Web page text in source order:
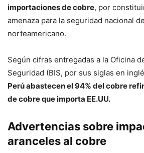
importaciones de cobre, por
amenaza para la seguridad nacional
norteamericano.
Según cifras entregadas a la Oficina
Seguridad (BIS, por sus siglas en
Perú abastecen el 94% del cobre
de cobre que importa EE.UU.
Advertencias sobre
aranceles al cobre